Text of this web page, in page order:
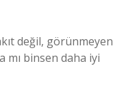
değil, görünmeyen
mı binsen daha iyi